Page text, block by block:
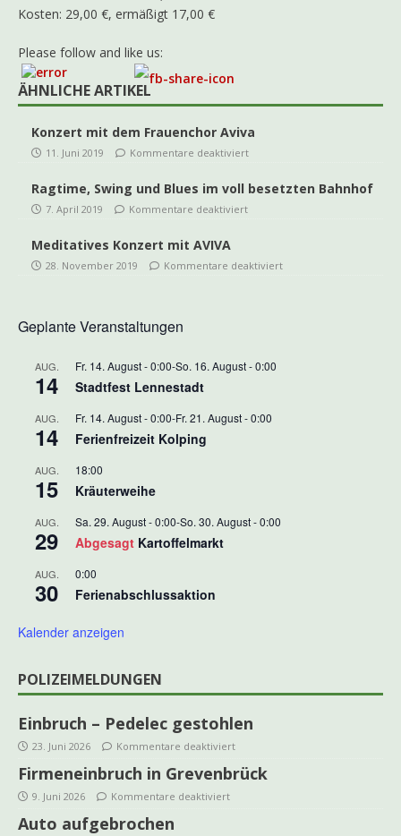
Kosten: 29,00 €, ermäßigt 17,00 €
Please follow and like us:
ÄHNLICHE ARTIKEL
Konzert mit dem Frauenchor Aviva
11. Juni 2019 Kommentare deaktiviert
Ragtime, Swing und Blues im voll besetzten Bahnhof
7. April 2019 Kommentare deaktiviert
Meditatives Konzert mit AVIVA
28. November 2019 Kommentare deaktiviert
Geplante Veranstaltungen
AUG.
14
Fr. 14. August - 0:00-So. 16. August - 0:00
Stadtfest Lennestadt
AUG.
14
Fr. 14. August - 0:00-Fr. 21. August - 0:00
Ferienfreizeit Kolping
AUG.
15
18:00
Kräuterweihe
AUG.
29
Sa. 29. August - 0:00-So. 30. August - 0:00
Abgesagt Kartoffelmarkt
AUG.
30
0:00
Ferienabschlussaktion
Kalender anzeigen
POLIZEIMELDUNGEN
Einbruch – Pedelec gestohlen
23. Juni 2026 Kommentare deaktiviert
Firmeneinbruch in Grevenbrück
9. Juni 2026 Kommentare deaktiviert
Auto aufgebrochen